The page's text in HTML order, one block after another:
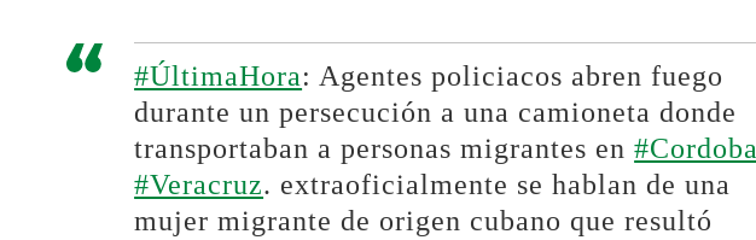
#ÚltimaHora: Agentes policiacos abren fuego
durante un persecución a una camioneta donde
transportaban a personas migrantes en#Cordoba
#Veracruz. extraoficialmente se hablan de una
mujer migrante de origen cubano que resultó